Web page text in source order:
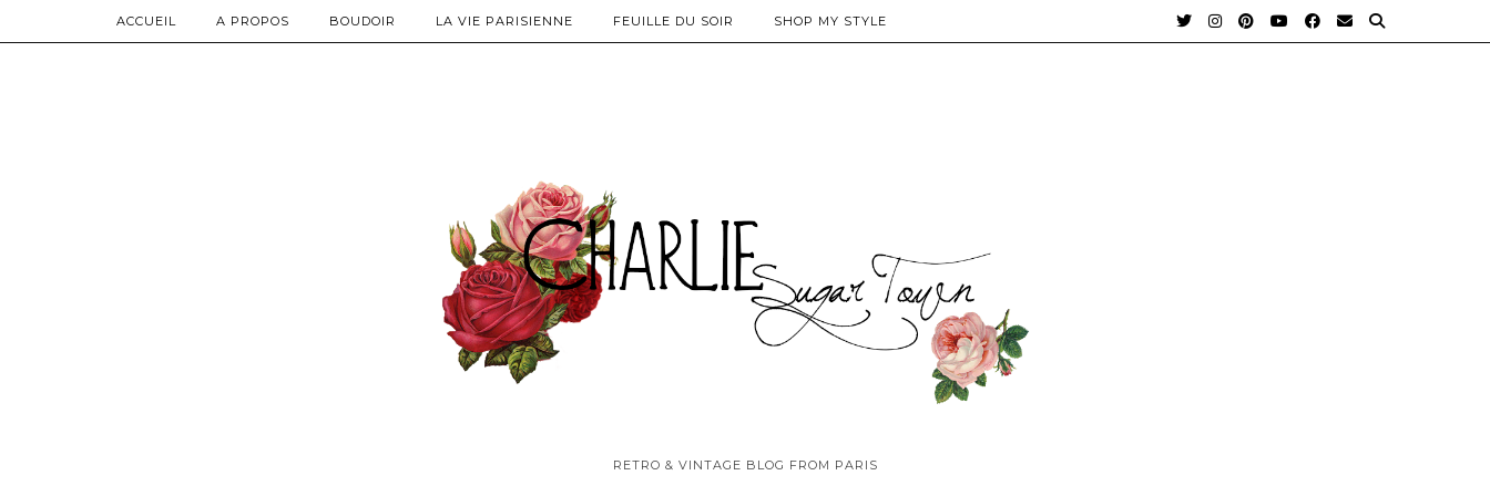
RETRO & VINTAGE BLOG FROM PARIS
ACCUEIL A PROPOS BOUDOIR LA VIE PARISIENNE FEUILLE DU SOIR SHOP MY STYLE